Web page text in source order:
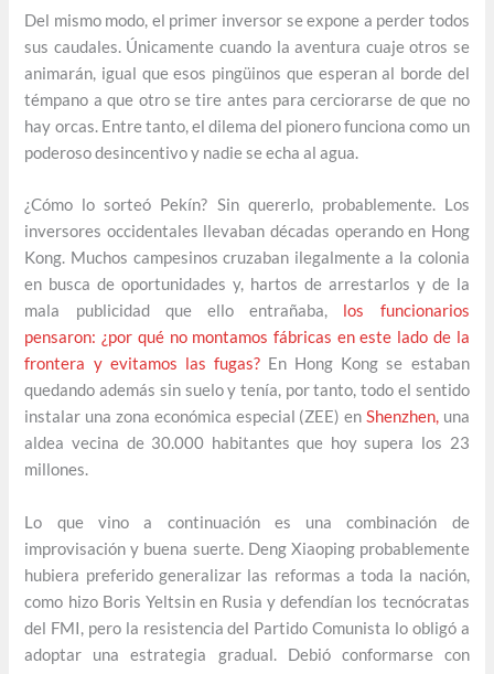
Del mismo modo, el primer inversor se expone a perder todos
sus caudales. Únicamente cuando la aventura cuaje otros se
animarán, igual que esos pingüinos que esperan al borde del
témpano a que otro se tire antes para cerciorarse de que no
hay orcas. Entre tanto, el dilema del pionero funciona como un
poderoso desincentivo y nadie se echa al agua.
¿Cómo lo sorteó Pekín? Sin quererlo, probablemente. Los
inversores occidentales llevaban décadas operando en Hong
Kong. Muchos campesinos cruzaban ilegalmente a la colonia
en busca de oportunidades y, hartos de arrestarlos y de la
mala publicidad que ello entrañaba, los funcionarios
pensaron: ¿por qué no montamos fábricas en este lado de la
frontera y evitamos las fugas?En Hong Kong se estaban
quedando además sin suelo y tenía, por tanto, todo el sentido
instalar una zona económica especial (ZEE) en Shenzhen,una
aldea vecina de 30.000 habitantes que hoy supera los 23
millones.
Lo que vino a continuación es una combinación de
improvisación y buena suerte. Deng Xiaoping probablemente
hubiera preferido generalizar las reformas a toda la nación,
como hizo Boris Yeltsin en Rusia y defendían los tecnócratas
del FMI, pero la resistencia del Partido Comunista lo obligó a
adoptar una estrategia gradual. Debió conformarse con